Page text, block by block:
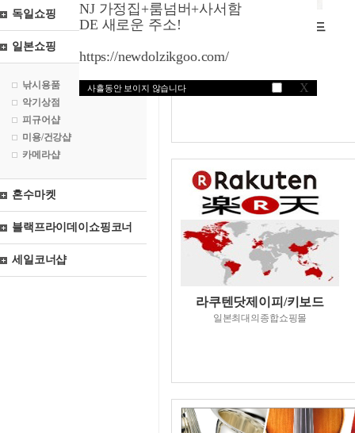
NJ 가정집+룸넘버+사서함
DE 새로운 주소!
https://newdolzikgoo.com/
사흘동안 보이지 않습니다 X
독일쇼핑
일본쇼핑
낚시용품
악기상점
피규어샵
미용/건강샵
카메라샵
혼수마켓
블랙프라이데이쇼핑코너
세일코너샵
이시바시닷제이피/키보드
라쿠텐닷제이피/키보드
일본최대의종합쇼핑몰